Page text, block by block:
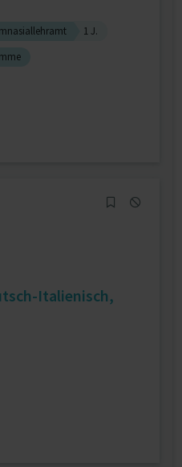
1 J.
Italienisch,